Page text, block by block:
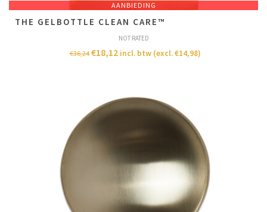
AANBIEDING
THE GELBOTTLE CLEAN CARE™
NOT RATED
€36,24 €18,12 incl. btw (excl.€14,98)